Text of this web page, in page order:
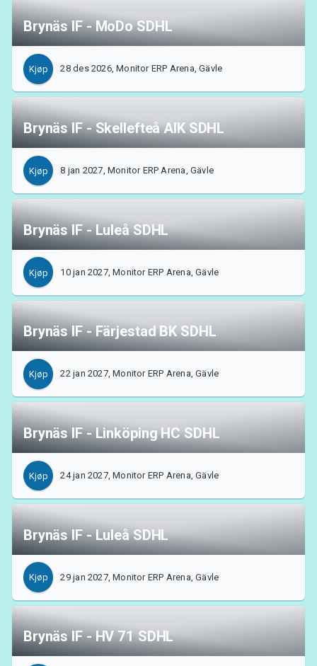
Brynäs IF - MoDo SDHL
Kjøp 28 des 2026, Monitor ERP Arena, Gävle
Brynäs IF - Skellefteå AIK SDHL
Kjøp 8 jan 2027, Monitor ERP Arena, Gävle
Brynäs IF - Luleå SDHL
Kjøp 10 jan 2027, Monitor ERP Arena, Gävle
Brynäs IF - Färjestad BK SDHL
Kjøp 22 jan 2027, Monitor ERP Arena, Gävle
Brynäs IF - Linköping HC SDHL
Kjøp 24 jan 2027, Monitor ERP Arena, Gävle
Brynäs IF - Luleå SDHL
Kjøp 29 jan 2027, Monitor ERP Arena, Gävle
Brynäs IF - HV 71 SDHL